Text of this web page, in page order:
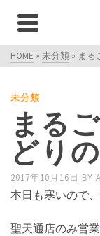
HOME » 未分類 » まる
未分類
まる
どり
2017年10月16日 BY
本日も寒いので
聖天通店のみ営